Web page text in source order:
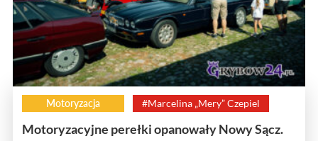
Motoryzacja #Marcelina „Mery” Czepiel
Motoryzacyjne perełki opanowały Nowy Sącz.